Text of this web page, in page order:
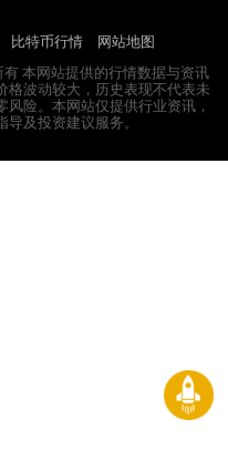
比特币行情 网站地图
本网站提供的行情数据与资讯
格波动较大，历史表现不代表未
险。本网站仅提供行业资讯，
及投资建议服务。